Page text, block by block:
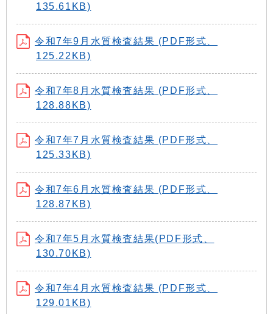
135.61KB)
令和7年9月水質検査結果 (PDF形式、
125.22KB)
令和7年8月水質検査結果 (PDF形式、
128.88KB)
令和7年7月水質検査結果 (PDF形式、
125.33KB)
令和7年6月水質検査結果 (PDF形式、
128.87KB)
令和7年5月水質検査結果(PDF形式、
130.70KB)
令和7年4月水質検査結果 (PDF形式、
129.01KB)